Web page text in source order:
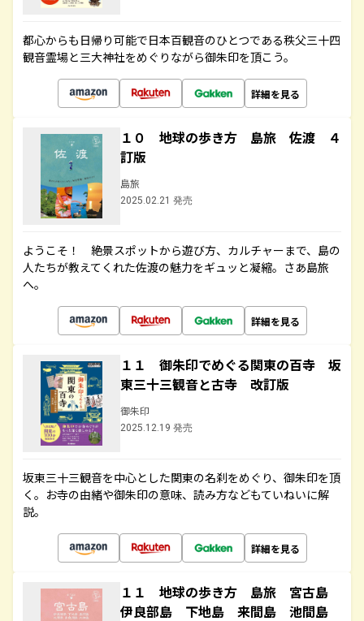
都心からも日帰り可能で日本百観音のひとつである秩父三十四
観音霊場と三大神社をめぐりながら御朱印を頂こう。
詳細を見る
１０ 地球の歩き方 島旅 佐渡 ４
訂版
島旅
2025.02.21 発売
ようこそ！ 絶景スポットから遊び方、カルチャーまで、島の
人たちが教えてくれた佐渡の魅力をギュッと凝縮。さあ島旅
へ。
詳細を見る
１１ 御朱印でめぐる関東の百寺 坂
東三十三観音と古寺 改訂版
御朱印
2025.12.19 発売
坂東三十三観音を中心とした関東の名刹をめぐり、御朱印を頂
く。お寺の由緒や御朱印の意味、読み方などもていねいに解
説。
詳細を見る
１１ 地球の歩き方 島旅 宮古島
伊良部島 下地島 来間島 池間島